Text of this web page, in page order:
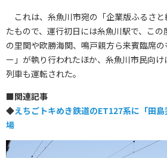
これは、糸魚川市宛の「企業版ふるさ
たもので、運行初日には糸魚川駅で、こ
の里関や欧勝海関、鳴戸親方ら来賓臨席
ー」が執り行われたほか、糸魚川市民向
列車も運転された。
■関連記事
◆えちごトキめき鉄道のET127系に「田
場